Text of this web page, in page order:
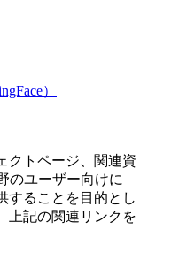
）
クトページ、関連資
のユーザー向けに
することを目的とし
上記の関連リンクを